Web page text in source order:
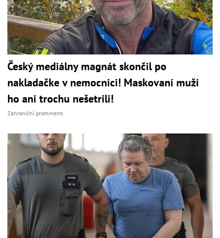
Český mediálny magnát skončil po
nakladačke v nemocnici! Maskovaní muži
ho ani trochu nešetrili!
Zahraniční prominenti